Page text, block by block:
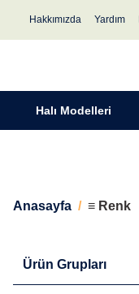
Hakkımızda Yardım
Halı Modelleri
Anasayfa ≡ Renk
Ürün Grupları